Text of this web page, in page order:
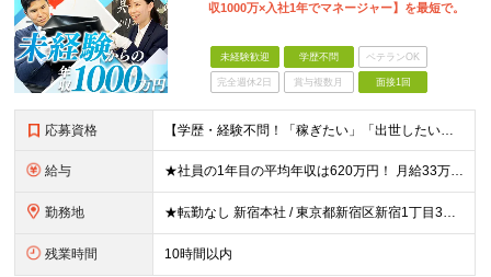
収1000万×入社1年でマネージャー】を最短で。
未経験歓迎 学歴不問 ベテランOK
完全週休2日 賞与複数月 面接1回
応募資格 【学歴・経験不問！「稼ぎたい」「出世したい」方歓迎】 ●普通自動車運転免許（AT限定可）をお持ちの方 ☆こんな方はおすすめ！☆ ◎成長市場へ挑戦したい方 ◎年功序列ではなく正当な評価と報酬を得たい方
給与 ★社員の1年目の平均年収は620万円！ 月給33万円～120万円＋インセンティブ＋賞与年1回 ※経験・能力を考慮の上、決定します。 ※固定残業代（月69.5時間分・9万7,000円～）含む。超過分別
勤務地 ★転勤なし 新宿本社 / 東京都新宿区新宿1丁目3番12号 配属エリア 新宿本社、千葉支店、池袋支店、立川支店、大宮支店、品川支店、新横浜支店、横浜支店、竹ノ塚支店、水戸支店、高崎支店、宇都宮支店
残業時間 10時間以内